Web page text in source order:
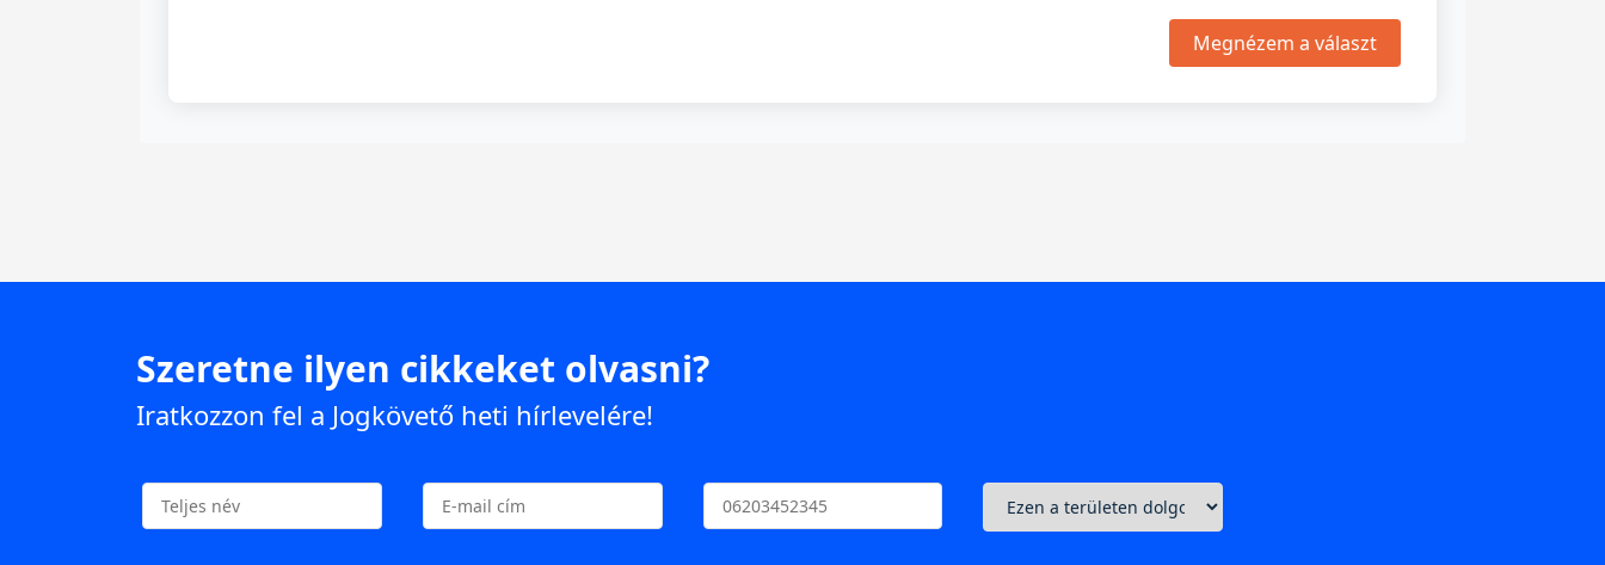
Megnézem a választ
Szeretne ilyen cikkeket olvasni?
Iratkozzon fel a Jogkövető heti hírlevelére!